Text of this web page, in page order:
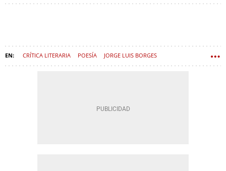
CRÍTICA LITERARIA POESÍA JORGE LUIS BORGES